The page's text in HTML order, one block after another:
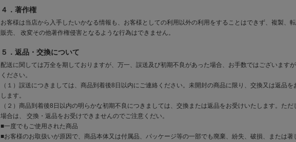
４．著作権
お客様は当店から入手したいかなる情報も、お客様としての利用以外の利用をすることはできず、複製、転
販売、 改変その他著作権侵害となるような行為はできません。
５．返品・交換について
配送に関しては万全を期しておりますが、万一、誤送及び初期不良があった場合、お手数ではございます
ください。
（１）誤送につきましては、商品到着後8日以内にご連絡ください。未開封の商品に限り、交換又は返品を
します。
（２）商品到着後8日以内の明らかな初期不良につきましては、交換または返品をお受けいたします。ただ
場合は、 交換・返品をお受けできませんのでご注意くだい。
■一度でもご使用された商品
■お客様のお取扱いが原因で、商品本体又は付属品、パッケージ等の一部でも廃棄、紛失、破損、または著